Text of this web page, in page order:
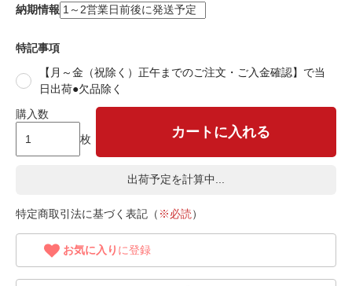
納期情報
特記事項
【月～金（祝除く）正午までのご注文・ご入金確認】で当
日出荷●欠品除く
購入数
枚
カートに入れる
出荷予定を計算中...
特定商取引法に基づく表記（ ※必読）
お気に入り に登録